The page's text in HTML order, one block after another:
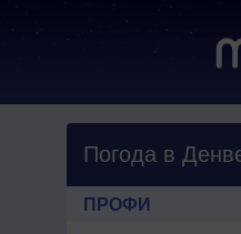
Погода в
ПРОФИ